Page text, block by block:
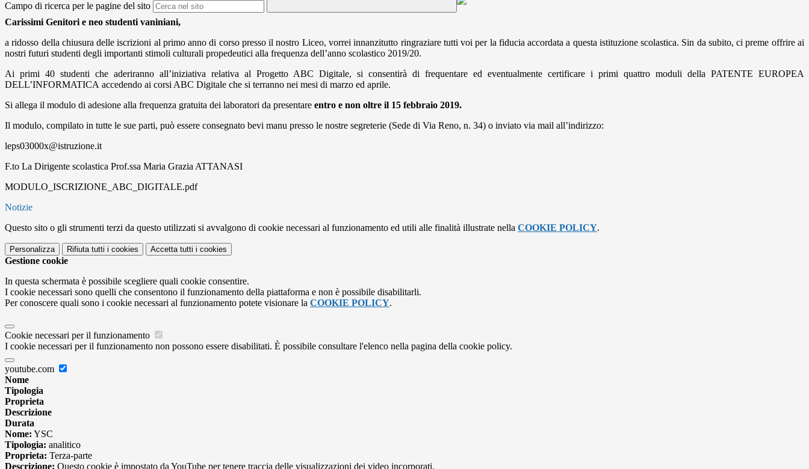
Campo di ricerca per le pagine del sito
Carissimi Genitori e neo studenti vaniniani,
a ridosso della chiusura delle iscrizioni al primo anno di corso presso il nostro Liceo, vorrei innanzitutto ringraziare tutti voi per la fiducia accordata a questa istituzione scolastica. Sin da subito, ci preme offrire ai
nostri futuri studenti degli importanti stimoli culturali propedeutici alla frequenza dell’anno scolastico 2019/20.
Ai primi 40 studenti che aderiranno all’iniziativa relativa al Progetto ABC Digitale, si consentirà di frequentare ed eventualmente certificare i primi quattro moduli della PATENTE EUROPEA
DELL’INFORMATICA accedendo ai corsi ABC Digitale che si terranno nei mesi di marzo ed aprile.
Si allega il modulo di adesione alla frequenza gratuita dei laboratori da presentare entro e non oltre il 15 febbraio 2019.
Il modulo, compilato in tutte le sue parti, può essere consegnato bevi manu presso le nostre segreterie (Sede di Via Reno, n. 34) o inviato via mail all’indirizzo:
leps03000x@istruzione.it
F.to La Dirigente scolastica Prof.ssa Maria Grazia ATTANASI
MODULO_ISCRIZIONE_ABC_DIGITALE.pdf
Notizie
Questo sito o gli strumenti terzi da questo utilizzati si avvalgono di cookie necessari al funzionamento ed utili alle finalità illustrate nella COOKIE POLICY.
Personalizza Rifiuta tutti i cookies Accetta tutti i cookies
Gestione cookie
In questa schermata è possibile scegliere quali cookie consentire.
I cookie necessari sono quelli che consentono il funzionamento della piattaforma e non è possibile disabilitarli.
Per conoscere quali sono i cookie necessari al funzionamento potete visionare la COOKIE POLICY.
Cookie necessari per il funzionamento
I cookie necessari per il funzionamento non possono essere disabilitati. È possibile consultare l'elenco nella pagina della cookie policy.
youtube.com
Nome
Tipologia
Proprieta
Descrizione
Durata
Nome: YSC
Tipologia: analitico
Proprieta: Terza-parte
Descrizione: Questo cookie è impostato da YouTube per tenere traccia delle visualizzazioni dei video incorporati.